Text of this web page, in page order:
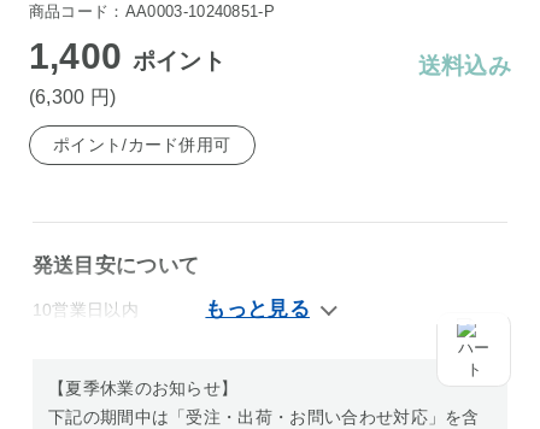
商品コード：AA0003-10240851-P
1,400 ポイント
(6,300 円)
送料込み
ポイント/カード併用可
発送目安について
10営業日以内
【夏季休業のお知らせ】
下記の期間中は「受注・出荷・お問い合わせ対応」を含